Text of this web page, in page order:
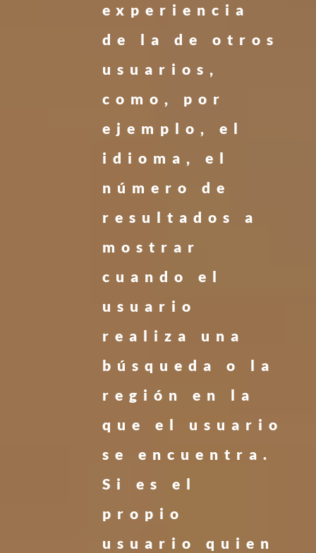
experiencia
de la de otros
usuarios,
como, por
ejemplo, el
idioma, el
número de
resultados a
mostrar
cuando el
usuario
realiza una
búsqueda o la
región en la
que el usuario
se encuentra.
Si es el
propio
usuario quien